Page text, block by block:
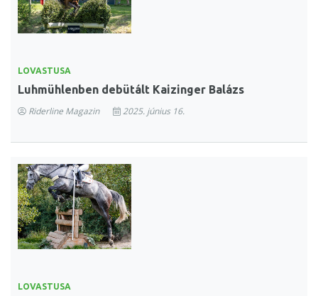
LOVASTUSA
Luhmühlenben debütált Kaizinger Balázs
Riderline Magazin 2025. június 16.
LOVASTUSA